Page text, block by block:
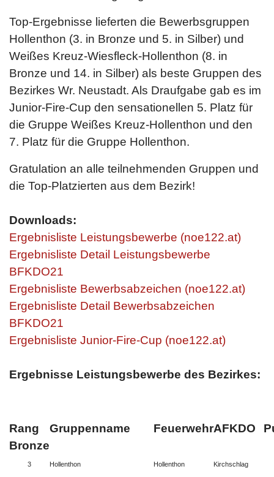
Top-Ergebnisse lieferten die Bewerbsgruppen
Hollenthon (3. in Bronze und 5. in Silber) und
Weißes Kreuz-Wiesfleck-Hollenthon (8. in
Bronze und 14. in Silber) als beste Gruppen des
Bezirkes Wr. Neustadt. Als Draufgabe gab es im
Junior-Fire-Cup den sensationellen 5. Platz für
die Gruppe Weißes Kreuz-Hollenthon und den
7. Platz für die Gruppe Hollenthon.
Gratulation an alle teilnehmenden Gruppen und
die Top-Platzierten aus dem Bezirk!
Downloads:
Ergebnisliste Leistungsbewerbe (noe122.at)
Ergebnisliste Detail Leistungsbewerbe
BFKDO21
Ergebnisliste Bewerbsabzeichen (noe122.at)
Ergebnisliste Detail Bewerbsabzeichen
BFKDO21
Ergebnisliste Junior-Fire-Cup (noe122.at)
Ergebnisse Leistungsbewerbe des Bezirkes:
Rang Gruppenname FeuerwehrAFKDO
Bronze
3 Hollenthon Hollenthon Kirchschlag